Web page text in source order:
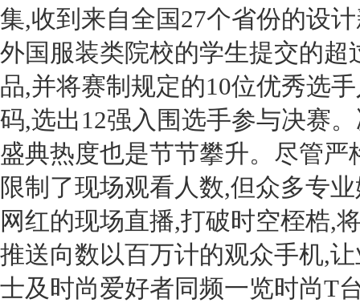
集,收到来自全国27个省份的设
外国服装类院校的学生提交的超
品,并将赛制规定的10位优秀选
码,选出12强入围选手参与决赛
盛典热度也是节节攀升。尽管严
限制了现场观看人数,但众多专
网红的现场直播,打破时空桎梏,
推送向数以百万计的观众手机,
士及时尚爱好者同频一览时尚T